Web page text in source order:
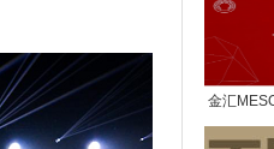
金汇
奖 引领